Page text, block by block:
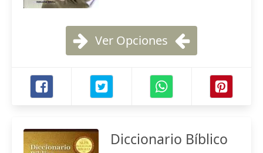
Ver Opciones
Diccionario Bíblico